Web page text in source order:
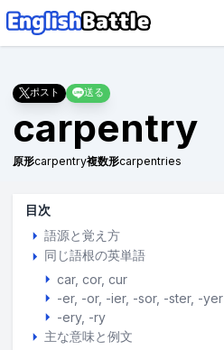
ポスト 送る
carpentry
原形carpentry複数形carpentries
目次
語源と覚え方
同じ語根の英単語
car cor cur
-er, -or, -ier, -sor, -ster, -yer
-ery, -ry
主な意味と例文